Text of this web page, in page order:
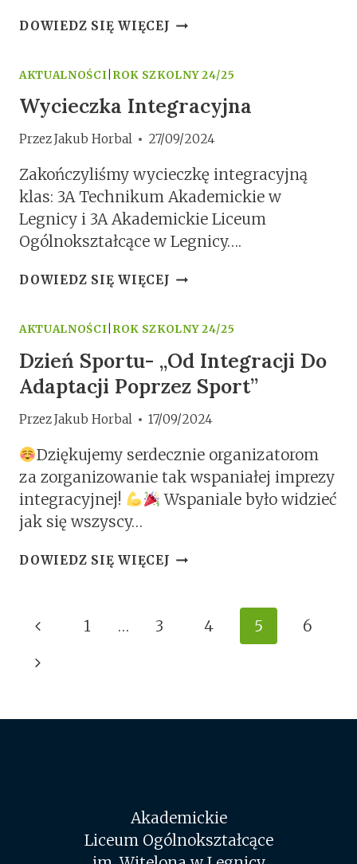
DOWIEDZ SIĘ WIĘCEJ WYCIECZKA
EXPRESS
AKTUALNOŚCI ROK SZKOLNY 24/25
Wycieczka Integracyjna
PrzezJakub Horbal 27/09/2024
Zakończyliśmy wycieczkę integracyjną
klas: 3A Technikum Akademickie w
Legnicy i 3A Akademickie Liceum
Ogólnokształcące w Legnicy….
DOWIEDZ SIĘ WIĘCEJ WYCIECZKA
AKTUALNOŚCI ROK SZKOLNY 24/25
Dzień Sportu- „Od Integracji Do
Adaptacji Poprzez Sport”
PrzezJakub Horbal 17/09/2024
Dziękujemy serdecznie organizatorom
za zorganizowanie tak wspaniałej imprezy
integracyjnej!
Wspaniale było widzieć
jak się wszyscy…
DOWIEDZ SIĘ WIĘCEJ DZIEŃ
INTEGRACJI
ADAPTACJI
Nawigacja
Poprzednia
strona
1 … 3 4 5
6
Następna
Akademickie
Liceum Ogólnokształcące